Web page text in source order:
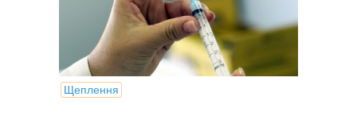
Щеплення